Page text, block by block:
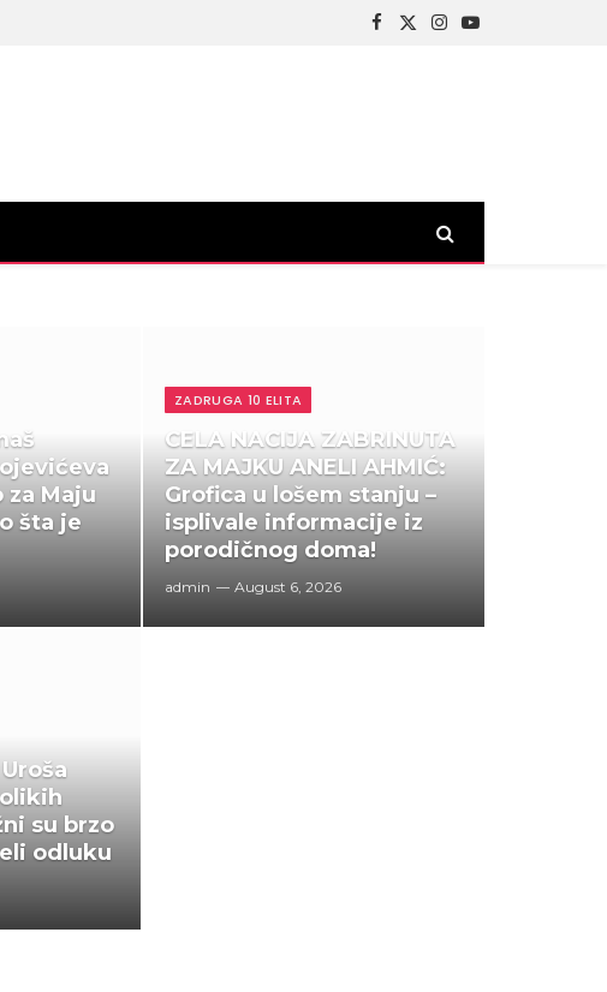
Facebook
X
Instagram
YouTube
za Maju
šta je
su brzo
odluku
ZADRUGA 10 ELITA
CELA NACIJA ZABRINUTA
ZA MAJKU ANELI AHMIĆ:
Grofica u lošem stanju –
isplivale informacije iz
porodičnog doma!
admin August 6, 2026